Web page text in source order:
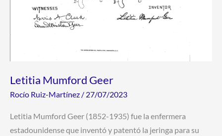
Letitia Mumford Geer
Rocío Ruiz-Martínez / 27/07/2023
Letitia Mumford Geer (1852-1935) fue la enfermera
estadounidense que inventó y patentó la jeringa para su